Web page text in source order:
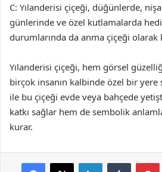
C: Yılanderisi çiçeği, düğünlerde,
günlerinde ve özel kutlamalarda
durumlarında da anma çiçeği olarak
Yılanderisi çiçeği, hem görsel
birçok insanın kalbinde özel bir yere
ile bu çiçeği evde veya bahçede
katkı sağlar hem de sembolik
kurar.
Facebook
X LinkedInTumblr